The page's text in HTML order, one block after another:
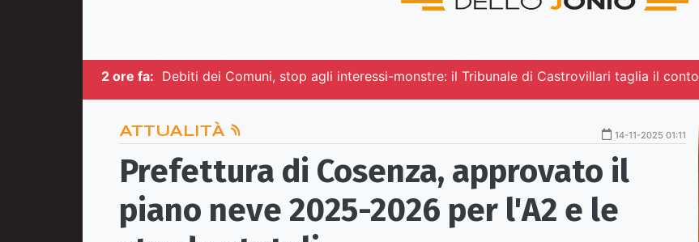
2 ore fa: Debiti dei Comuni, stop agli interessi-monstre: il Tribunale di Castrovillari taglia il conto
ATTUALITÀ 14-11-2025 01:11
Prefettura di Cosenza, approvato il
piano neve 2025-2026 per l'A2 e le